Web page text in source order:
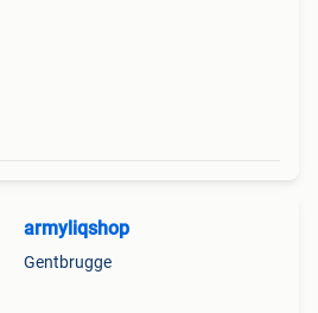
armyliqshop
Gentbrugge